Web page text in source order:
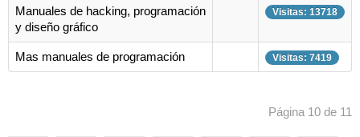
Manuales de hacking, programación
y diseño gráfico
Visitas: 13718
Mas manuales de programación Visitas: 7419
Página 10 de 11